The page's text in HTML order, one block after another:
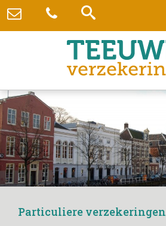
Particuliere verzekeringen